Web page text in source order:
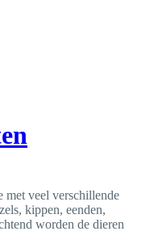
met veel verschillende
kippen, eenden,
worden de dieren